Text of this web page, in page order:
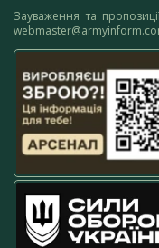
Зауваження та